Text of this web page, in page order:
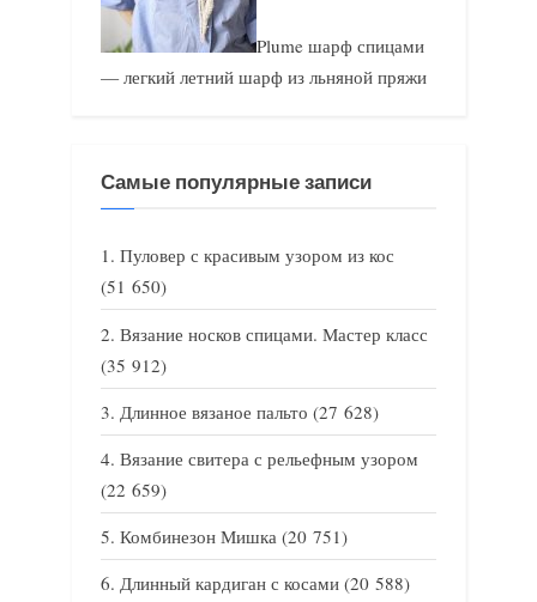
Plume шарф спицами
— легкий летний шарф из льняной пряжи
Самые популярные записи
Пуловер с красивым узором из кос
(51 650)
Вязание носков спицами. Мастер класс
(35 912)
Длинное вязаное пальто (27 628)
Вязание свитера с рельефным узором
(22 659)
Комбинезон Мишка (20 751)
Длинный кардиган с косами (20 588)